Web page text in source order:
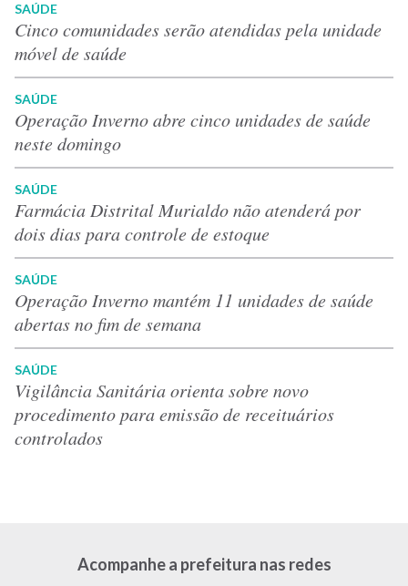
SAÚDE
Cinco comunidades serão atendidas pela unidade
móvel de saúde
SAÚDE
Operação Inverno abre cinco unidades de saúde
neste domingo
SAÚDE
Farmácia Distrital Murialdo não atenderá por
dois dias para controle de estoque
SAÚDE
Operação Inverno mantém 11 unidades de saúde
abertas no fim de semana
SAÚDE
Vigilância Sanitária orienta sobre novo
procedimento para emissão de receituários
controlados
Acompanhe a prefeitura nas redes